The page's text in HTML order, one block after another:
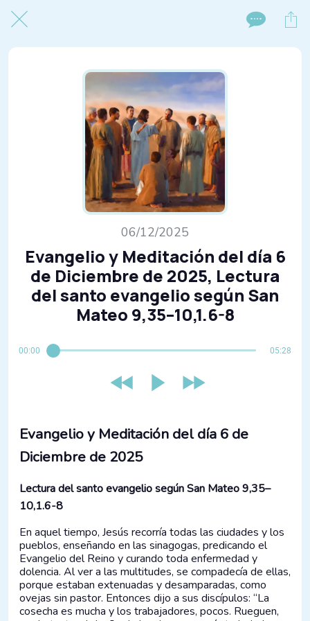
06/12/2025
Evangelio y Meditación del día 6
de Diciembre de 2025, Lectura
del santo evangelio según San
Mateo 9,35–10,1.6-8
00:00 05:28
Evangelio y Meditación del día 6 de
Diciembre de 2025
Lectura del santo evangelio según San Mateo 9,35–
10,1.6-8
En aquel tiempo, Jesús recorría todas las ciudades y los
pueblos, enseñando en las sinagogas, predicando el
Evangelio del Reino y curando toda enfermedad y
dolencia. Al ver a las multitudes, se compadecía de ellas,
porque estaban extenuadas y desamparadas, como
ovejas sin pastor. Entonces dijo a sus discípulos: “La
cosecha es mucha y los trabajadores, pocos. Rueguen,